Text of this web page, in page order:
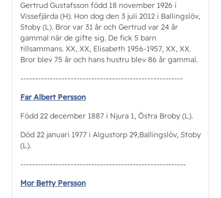
Gertrud Gustafsson född 18 november 1926 i
Vissefjärda (H). Hon dog den 3 juli 2012 i Ballingslöv,
Stoby (L). Bror var 31 år och Gertrud var 24 år
gammal när de gifte sig. De fick 5 barn
tillsammans. XX, XX, Elisabeth 1956-1957, XX, XX.
Bror blev 75 år och hans hustru blev 86 år gammal.
-------------------------------------------------------
Far Albert Persson
Född 22 december 1887 i Njura 1, Östra Broby (L).
Död 22 januari 1977 i Algustorp 29,Ballingslöv, Stoby
(L).
--------------------------------------------------------
Mor Betty Persson